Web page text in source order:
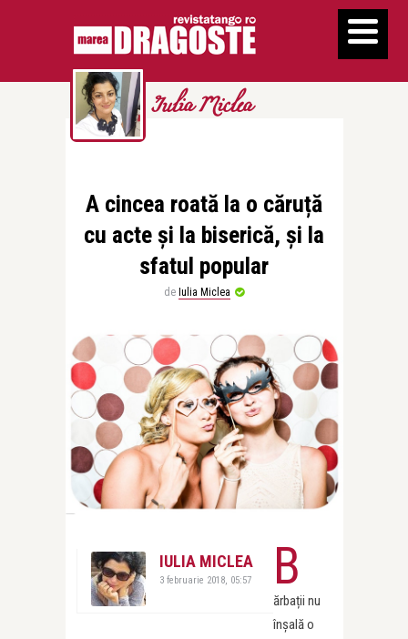
Iulia Miclea
A cincea roată la o căruță
cu acte și la biserică, și la
sfatul popular
de Iulia Miclea
IULIA MICLEA
3 februarie 2018, 05:57 B
ărbații nu
înșală o